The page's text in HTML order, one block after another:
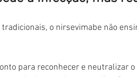
o nirsevimabe não
para reconhecer e neutralizar